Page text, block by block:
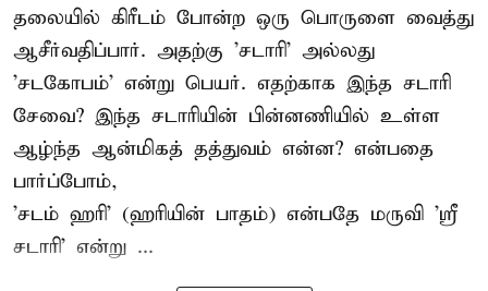
தலையில் கிரீடம் போன்ற ஒரு பொருளை வைத்து
ஆசீர்வதிப்பார். அதற்கு 'சடாரி' அல்லது
'சடகோபம்' என்று பெயர். எதற்காக இந்த சடாரி
சேவை? இந்த சடாரியின் பின்னணியில் உள்ள
ஆழ்ந்த ஆன்மிகத் தத்துவம் என்ன? என்பதை
பார்ப்போம்,
'சடம் ஹரி' (ஹரியின் பாதம்) என்பதே மருவி 'ஸ்ரீ
சடாரி' என்று ...